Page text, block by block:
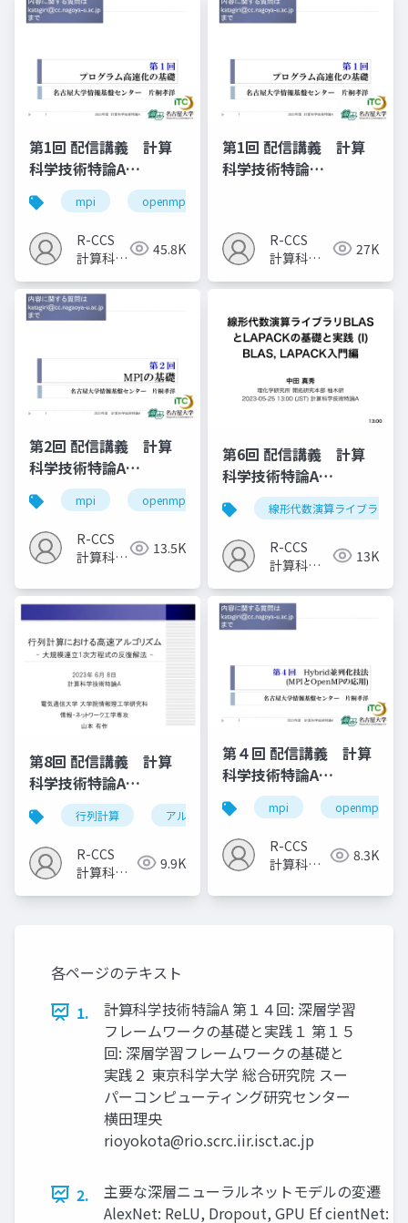
第1回 配信講義 計算
科学技術特論A
（2023）
mpi openmp
R-CCS
計算科学
室
45.8K
第1回 配信講義 計算
科学技術特論
R-CCS
計算科学
室
27K
第2回 配信講義 計算
科学技術特論A
（2023）
mpi openmp 計算科学 高性能計算技術
R-CCS
計算科学
室
13.5K
第6回 配信講義 計算
科学技術特論A
（2023）線形代数演算ライブラリ
R-CCS
計算科学
室
13K
第8回 配信講義 計算
科学技術特論A
（2023）行列計算 アルゴリズム 計算科学技術
R-CCS
計算科学
9.9K
第４回 配信講義 計算
科学技術特論A
（2023）
mpi openmp
R-CCS
計算科学
室
8.3K
各ページのテキスト
1.
計算科学技術特論A 第１４回: 深層学習
フレームワークの基礎と実践１ 第１５
回: 深層学習フレームワークの基礎と
実践２ 東京科学大学 総合研究院 スー
パーコンピューティング研究センター
横田理央
rioyokota@rio.scrc.iir.isct.ac.jp
2.
主要な深層ニューラルネットモデルの変遷
AlexNet: ReLU, Dropout, GPU Ef cientNet: